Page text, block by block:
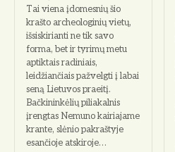
Tai viena įdomesnių šio
krašto archeologinių vietų,
išsiskirianti ne tik savo
forma, bet ir tyrimų metu
aptiktais radiniais,
leidžiančiais pažvelgti į labai
seną Lietuvos praeitį.
Bačkininkėlių piliakalnis
įrengtas Nemuno kairiajame
krante, slėnio pakraštyje
esančioje atskiroje…